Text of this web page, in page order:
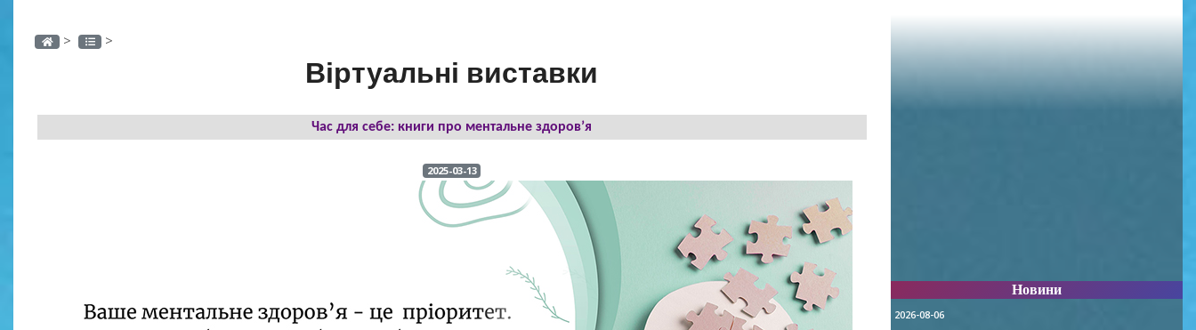
> >
Віртуальні виставки
Час для себе: книги про ментальне здоров’я
2025-03-13
Новини
2026-08-06